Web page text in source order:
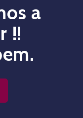
a
!!